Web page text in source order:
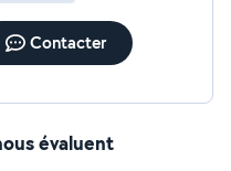
Contacter
évaluent